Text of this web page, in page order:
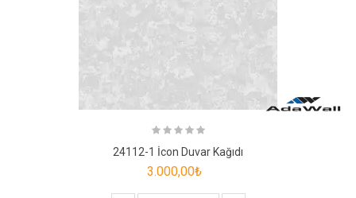
24112-1 İcon Duvar Kağıdı
3.000,00₺